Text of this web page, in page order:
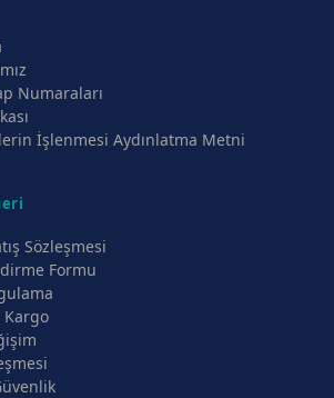
Numaraları
İşlenmesi Aydınlatma Metni
Sözleşmesi
Formu
Kargo